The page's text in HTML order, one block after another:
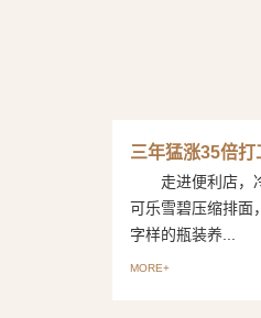
三年猛涨35倍打
走进便利店，冷
可乐雪碧压缩排面
字样的瓶装养...
MORE+